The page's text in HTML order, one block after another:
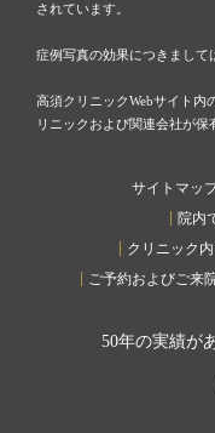
されています。
症例写真の効果につきまして
高須クリニックWebサイト内
リニックおよび関連会社が保
サイトマッ
院内
クリニック
ご予約およびご来
50年の実績が